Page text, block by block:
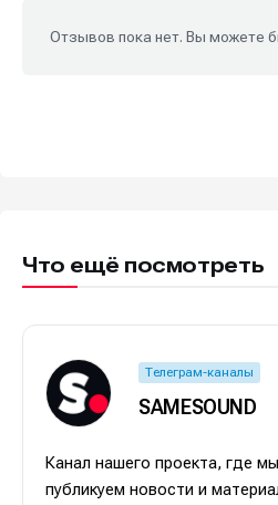
Отзывов пока нет. Вы можете
Что ещё посмотреть
Телеграм-каналы
SAMESOUND
Канал нашего проекта, где
публикуем новости и